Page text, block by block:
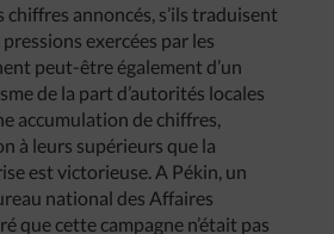
chiffres annoncés, s’ils traduisent
exercées par les
peut-être également d’un
de la part d’autorités locales
accumulation de chiffres,
à leurs supérieurs que la
est victorieuse. A Pékin, un
national des Affaires
que cette campagne n’était pas